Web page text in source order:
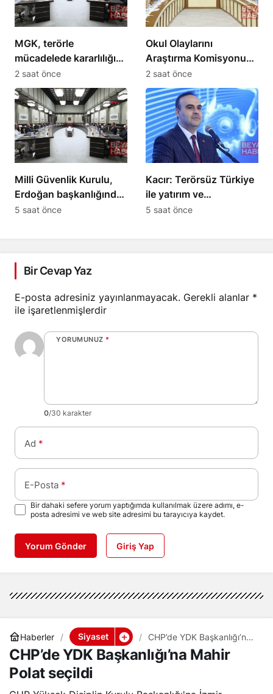
MGK, terörle
mücadelede kararlılığın
süreceğini açıkladı
2 saat önce
Okul Olaylarını
Araştırma Komisyonu
milletvekilleri önerilerini
sundu
2 saat önce
Milli Güvenlik Kurulu,
Erdoğan başkanlığında
toplandı
5 saat önce
Kacır: Terörsüz Türkiye
ile yatırım ve
kalkınmanın önü
5 saat önce
Bir Cevap Yaz
E-posta adresiniz yayınlanmayacak. Gerekli alanlar *
ile işaretlenmişlerdir
YORUMUNUZ *
0/30 karakter
Ad *
E-Posta *
Bir dahaki sefere yorum yaptığımda kullanılmak üzere adımı, e-
posta adresimi ve web site adresimi bu tarayıcıya kaydet.
Yorum Gönder Giriş Yap
Haberler Siyaset
CHP’de YDK Başkanlığı’na
Mahir Polat seçildi
CHP’de YDK Başkanlığı’na Mahir
Polat seçildi